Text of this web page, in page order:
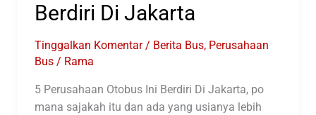
Berdiri Di Jakarta
Tinggalkan Komentar / Berita Bus, Perusahaan
Bus/ Rama
5 Perusahaan Otobus Ini Berdiri Di Jakarta, po
mana sajakah itu dan ada yang usianya lebih